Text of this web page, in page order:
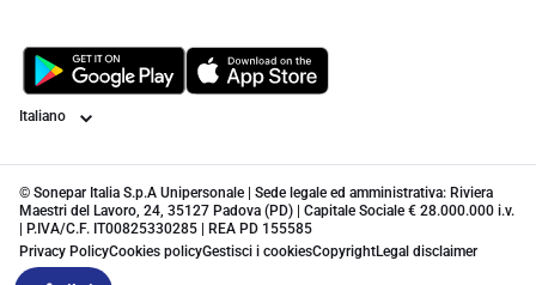
Lingua
© Sonepar Italia S.p.A Unipersonale | Sede legale ed amministrativa: Riviera
Maestri del Lavoro, 24, 35127 Padova (PD) | Capitale Sociale € 28.000.000 i.v.
| P.IVA/C.F. IT00825330285 | REA PD 155585
Privacy PolicyCookies policyGestisci i cookiesCopyrightLegal disclaimer